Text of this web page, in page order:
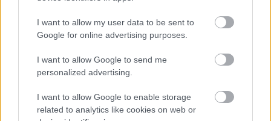
I want to allow my user data to be sent to
Google for online advertising purposes.
I want to allow Google to send me
personalized advertising.
I want to allow Google to enable storage
related to analytics like cookies on web or
Η Γιορτή Θράψαλου στην Αβυθο με γεύση και χορό